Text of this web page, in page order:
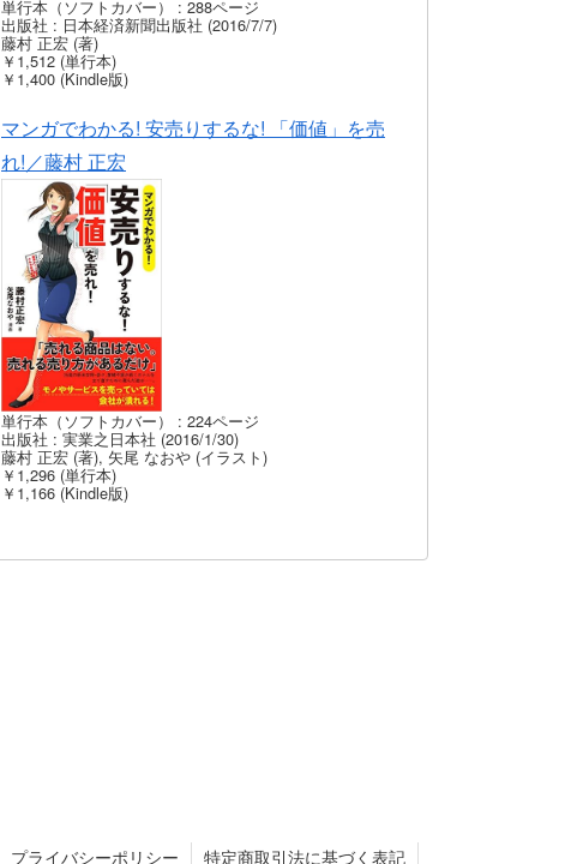
単行本（ソフトカバー） : 288ページ
出版社 : 日本経済新聞出版社 (2016/7/7)
藤村 正宏 (著)
￥1,512 (単行本)
￥1,400 (Kindle版)
マンガでわかる! 安売りするな! 「価値」を売
れ!／藤村 正宏
単行本（ソフトカバー） : 224ページ
出版社 : 実業之日本社 (2016/1/30)
藤村 正宏 (著), 矢尾 なおや (イラスト)
￥1,296 (単行本)
￥1,166 (Kindle版)
プライバシーポリシー 特定商取引法に基づく表記